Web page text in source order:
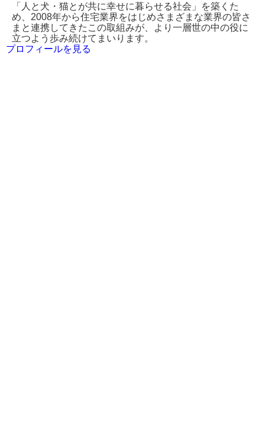
「人と犬・猫とが共に幸せに暮らせる社会」を築くた
め、2008年から住宅業界をはじめさまざまな業界の皆さ
まと連携してきたこの取組みが、より一層世の中の役に
立つよう歩み続けてまいります。
プロフィールを見る